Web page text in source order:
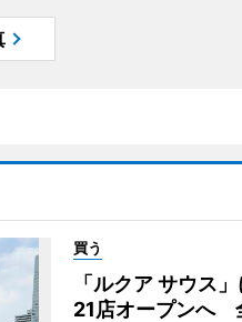
買う
「ルクア サウス
21店オープンへ